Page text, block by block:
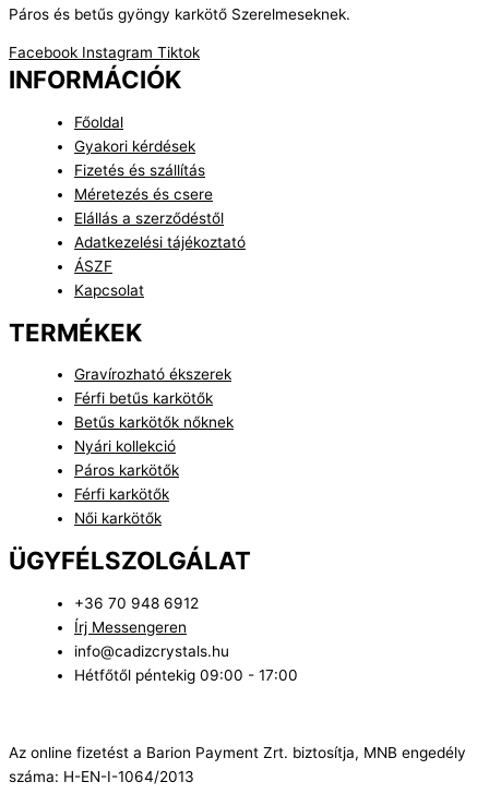
Páros és betűs gyöngy karkötő Szerelmeseknek.
Facebook Instagram Tiktok
INFORMÁCIÓK
Főoldal
Gyakori kérdések
Fizetés és szállítás
Méretezés és csere
Elállás a szerződéstől
Adatkezelési tájékoztató
ÁSZF
Kapcsolat
TERMÉKEK
Gravírozható ékszerek
Férfi betűs karkötők
Betűs karkötők nőknek
Nyári kollekció
Páros karkötők
Férfi karkötők
Női karkötők
ÜGYFÉLSZOLGÁLAT
+36 70 948 6912
Írj Messengeren
info@cadizcrystals.hu
Hétfőtől péntekig 09:00 - 17:00
Az online fizetést a Barion Payment Zrt. biztosítja, MNB engedély
száma: H-EN-I-1064/2013